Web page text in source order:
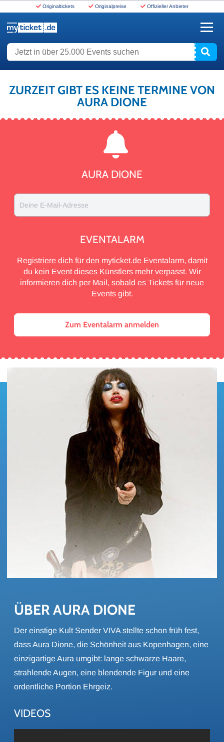
Originaltickets Originalpreise Offizieller Anbieter
Jetzt in über 25.000 Events suchen
ZURZEIT GIBT ES KEINE TERMINE VON
AURA DIONE
AURA DIONE
Deine E-Mail-Adresse
EVENTALARM
Registriere dich für den myticket.de Eventalarm, damit
du kein Event dieses Künstlers mehr verpasst. Wir
informieren dich per Mail, sobald es Tickets für neue
Events gibt.
Zum Eventalarm anmelden
ÜBER AURA DIONE
Der einstige Kult Sender VIVA stellte schon früh fest,
dass Aura Dione, die Schönheit aus Kopenhagen, eine
einzigartige Aura umgibt: lange schwarze Haare,
strahlende Augen, eine blendende Figur und eine
ordentliche Portion Ehrgeiz.
VIDEOS